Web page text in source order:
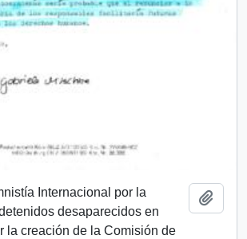
Internacional por la
desaparecidos en
la creación de la Comisión de